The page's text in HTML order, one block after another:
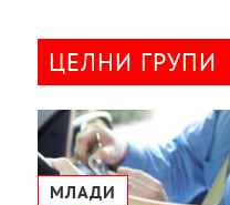
ЦЕЛНИ ГРУПИ
МЛАДИ